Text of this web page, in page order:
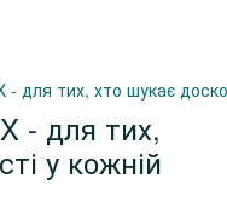
- для тих, хто шукає
- для тих,
у кожній